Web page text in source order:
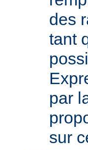
des
tant
par
sur